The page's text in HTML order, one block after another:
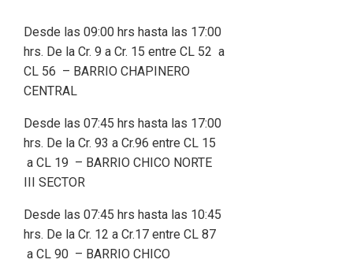
Desde las 09:00 hrs hasta las 17:00
hrs. De la Cr. 9 a Cr. 15 entre CL 52 a
CL 56 – BARRIO CHAPINERO
CENTRAL
Desde las 07:45 hrs hasta las 17:00
hrs. De la Cr. 93 a Cr.96 entre CL 15
a CL 19 – BARRIO CHICO NORTE
III SECTOR
Desde las 07:45 hrs hasta las 10:45
hrs. De la Cr. 12 a Cr.17 entre CL 87
a CL 90 – BARRIO CHICO